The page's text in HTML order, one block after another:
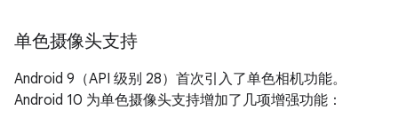
单色摄像头支持
Android 9（API 级别 28）首次引入了单色相机功能。
Android 10 为单色摄像头支持增加了几项增强功能：